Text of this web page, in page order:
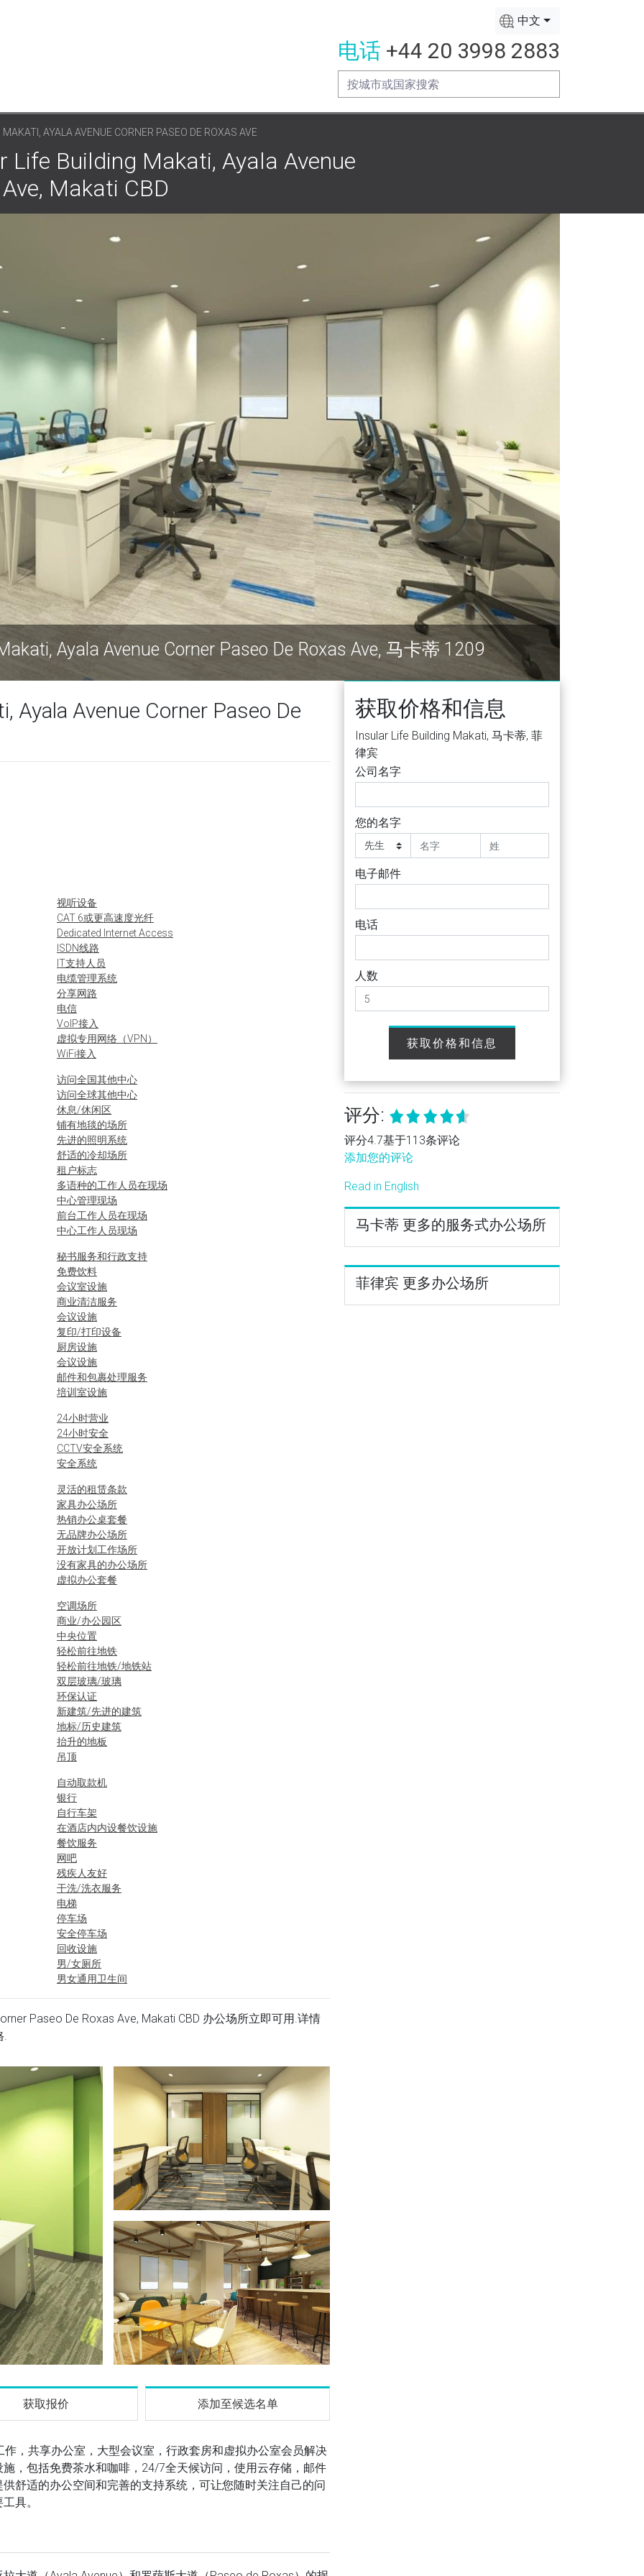
中文
电话 +44 20 3998 2883
AYALA AVENUE CORNER PASEO DE ROXAS AVE
Building Makati, Ayala Avenue
Makati CBD
Ayala Avenue Corner Paseo De Roxas Ave, 马卡蒂 1209
Ayala Avenue Corner Paseo De
视听设备
CAT 6或更高速度光纤
Dedicated Internet Access
ISDN线路
IT支持人员
电缆管理系统
分享网路
电信
VoIP接入
虚拟专用网络（VPN）
WiFi接入
访问全国其他中心
访问全球其他中心
休息/休闲区
铺有地毯的场所
先进的照明系统
舒适的冷却场所
租户标志
多语种的工作人员在现场
中心管理现场
前台工作人员在现场
中心工作人员现场
秘书服务和行政支持
免费饮料
会议室设施
商业清洁服务
会议设施
复印/打印设备
厨房设施
会议设施
邮件和包裹处理服务
培训室设施
24小时营业
24小时安全
CCTV安全系统
安全系统
灵活的租赁条款
家具办公场所
热销办公桌套餐
无品牌办公场所
开放计划工作场所
没有家具的办公场所
虚拟办公套餐
空调场所
商业/办公园区
中央位置
轻松前往地铁
轻松前往地铁/地铁站
双层玻璃/玻璃
环保认证
新建筑/先进的建筑
地标/历史建筑
抬升的地板
吊顶
自动取款机
银行
自行车架
在酒店内内设餐饮设施
餐饮服务
网吧
残疾人友好
干洗/洗衣服务
电梯
停车场
安全停车场
回收设施
男/女厕所
男女通用卫生间
Paseo De Roxas Ave, Makati CBD 办公场所立即可用.详情
.
获取报价 添加至候选名单
，共享办公室，大型会议室，行政套房和虚拟办公室会员解决
，包括免费茶水和咖啡，24/7全天候访问，使用云存储，邮件
舒适的办公空间和完善的支持系统，可让您随时关注自己的问
具。
获取价格和信息
Insular Life Building Makati, 马卡蒂, 菲
律宾
公司名字
您的名字
电子邮件
电话
人数
获取价格和信息
评分:
评分4.7基于113条评论
添加您的评论
Read in English
马卡蒂 更多的服务式办公场所
菲律宾 更多办公场所